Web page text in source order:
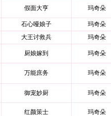
假面大亨 玛奇朵
石心哑娘子
玛奇朵
大王讨救兵 玛奇朵
厨娘嫁到 玛奇朵
万能庶务 玛奇朵
御宠妙厨 玛奇朵
红颜策士 玛奇朵